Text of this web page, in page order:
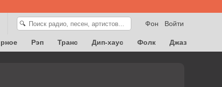
Войти
Фон
🔍
Рэп Транс Дип-хаус Фолк Джаз